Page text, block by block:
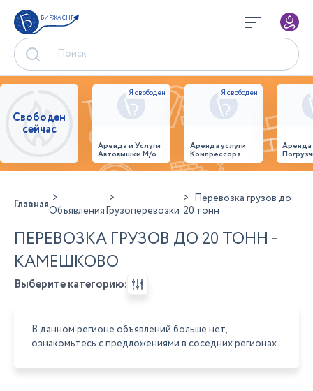
БИРЖА СНГ
Свободен
сейчас
Аренда и Услуги
Автовышки М/о г.
Домодедово
26,28,32 место
Аренда услуги
Компрессора
ГлавнаяОбъявленияГрузоперевозки
Перевозка грузов до
20 тонн
ПЕРЕВОЗКА ГРУЗОВ ДО 20 ТОНН -
КАМЕШКОВО
Выберите категорию:
В данном регионе объявлений больше нет,
ознакомьтесь с предложениями в соседних регионах